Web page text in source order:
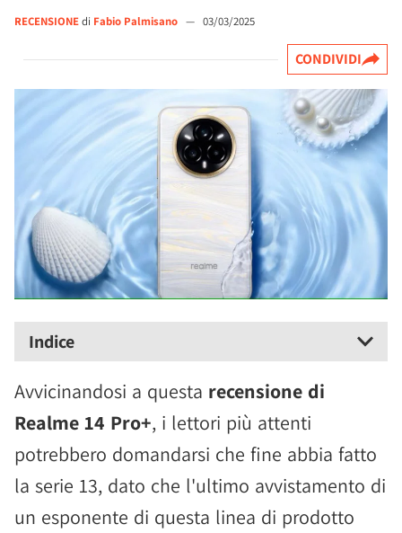
RECENSIONEdi Fabio Palmisano — 03/03/2025
CONDIVIDI
Indice
Avvicinandosi a questa recensione di
Realme 14 Pro+, i lettori più attenti
potrebbero domandarsi che fine abbia fatto
la serie 13, dato che l'ultimo avvistamento di
un esponente di questa linea di prodotto